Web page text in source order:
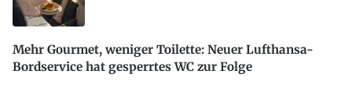
Mehr Gourmet, weniger Toilette: Neuer Lufthansa-
Bordservice hat gesperrtes WC zur Folge